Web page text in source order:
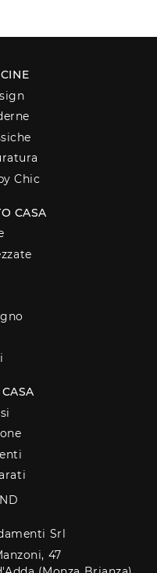
Chic
CASA
Srl
47